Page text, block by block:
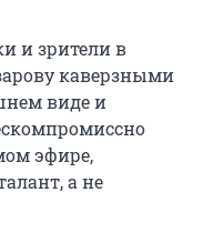
и зрители в
каверзными
виде и
эфире,
а не